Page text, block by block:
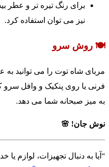
برای رنگ تیره تر و عطر
نیز می توان استفاده کرد.
🍽️ روش سرو
مربای شاه توت را می توانید به
فرنی یا روی پنکیک و وافل
به میز صبحانه شما می دهد.
نوش جان! 🌸
“آیا به دنبال تجهیزات، لوازم